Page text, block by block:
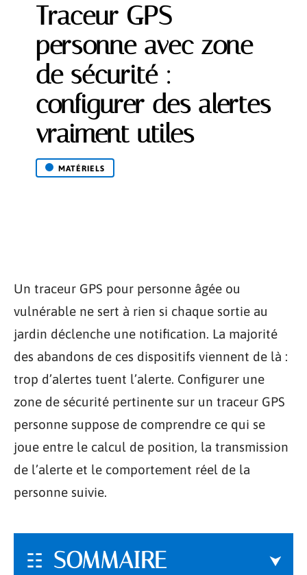
Traceur GPS
personne avec zone
de sécurité :
configurer des alertes
vraiment utiles
MATÉRIELS
Un traceur GPS pour personne âgée ou
vulnérable ne sert à rien si chaque sortie au
jardin déclenche une notification. La majorité
des abandons de ces dispositifs viennent de là :
trop d’alertes tuent l’alerte. Configurer une
zone de sécurité pertinente sur un traceur GPS
personne suppose de comprendre ce qui se
joue entre le calcul de position, la transmission
de l’alerte et le comportement réel de la
personne suivie.
SOMMAIRE